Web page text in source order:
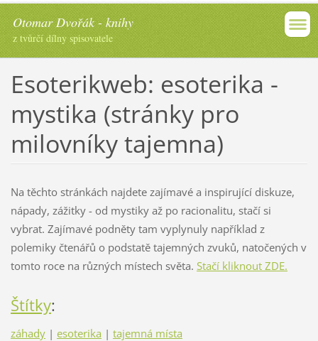
Otomar Dvořák - knihy
z tvůrčí dílny spisovatele
Esoterikweb: esoterika -
mystika (stránky pro
milovníky tajemna)
Na těchto stránkách najdete zajímavé a inspirující diskuze,
nápady, zážitky - od mystiky až po racionalitu, stačí si
vybrat. Zajímavé podněty tam vyplynuly například z
polemiky čtenářů o podstatě tajemných zvuků, natočených v
tomto roce na různých místech světa. Stačí kliknout ZDE.
Štítky:
záhady | esoterika | tajemná místa